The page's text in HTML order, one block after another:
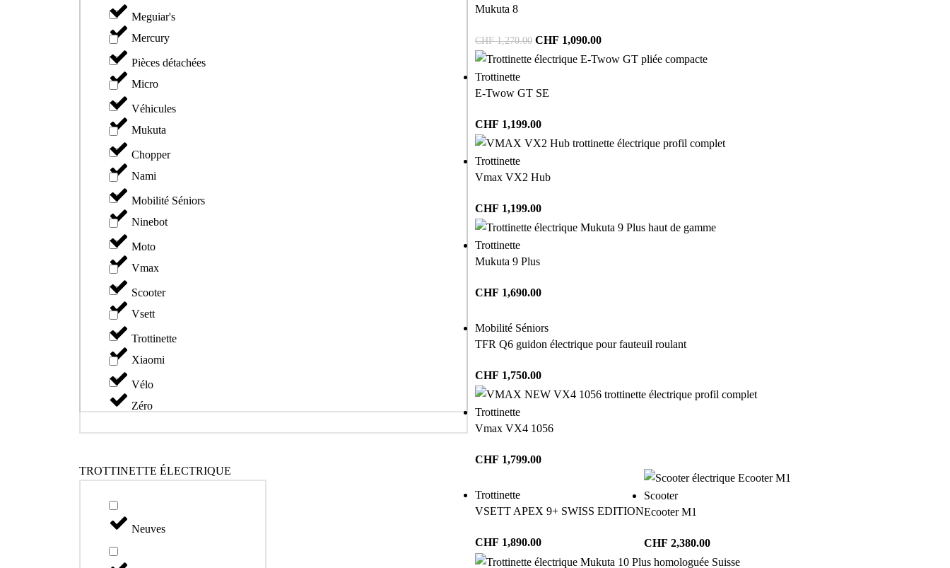
Mercury
Micro
Mukuta
Nami
Ninebot
Vmax
Vsett
Xiaomi
Zéro
Meguiar's
Pièces détachées
Véhicules
Chopper
Mobilité Séniors
Moto
Scooter
Trottinette
Vélo
TROTTINETTE ÉLECTRIQUE
Neuves
Mukuta 8
CHF1,270.00 CHF 1,090.00
Trottinette
E-Twow GT SE
CHF 1,199.00
Trottinette
Vmax VX2 Hub
CHF 1,199.00
Trottinette
Mukuta 9 Plus
CHF 1,690.00
Mobilité Séniors
TFR Q6 guidon électrique pour fauteuil roulant
CHF 1,750.00
Trottinette
Vmax VX4 1056
CHF 1,799.00
Trottinette
VSETT APEX 9+ SWISS EDITION
CHF 1,890.00
Scooter
Ecooter M1
CHF 2,380.00